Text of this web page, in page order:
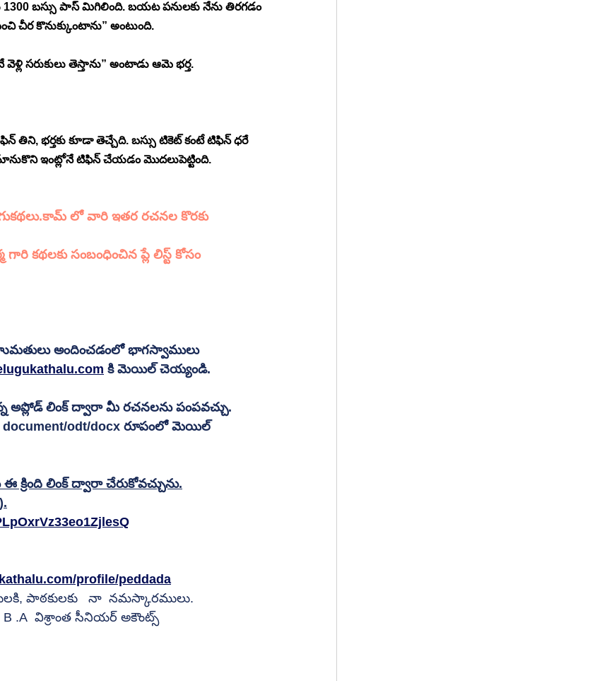
బస్సు పాస్ మిగిలింది. బయట పనులకు నేను తిరగడం
చీర కొనుక్కుంటాను” అంటుంది.
సరుకులు తెస్తాను” అంటాడు ఆమె భర్త.
తిని, భర్తకు కూడా తెచ్చేది. బస్సు టికెట్ కంటే టిఫిన్ ధరే
ఇంట్లోనే టిఫిన్ చేయడం మొదలుపెట్టింది.
లో వారి ఇతర రచనల కొరకు
కథలకు సంబంధించిన ప్లే లిస్ట్ కోసం
అందించడంలో భాగస్వాములు
కి మెయిల్ చెయ్యండి.
లింక్ ద్వారా మీ రచనలను పంపవచ్చు.
document/odt/docx రూపంలో మెయిల్
లింక్ ద్వారా చేరుకోవచ్చును.
profile/peddada
పాఠకులకు   నా  నమస్కారములు.
.A  విశ్రాంత సీనియర్ అకౌంట్స్